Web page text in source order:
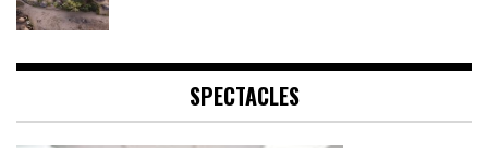
SPECTACLES